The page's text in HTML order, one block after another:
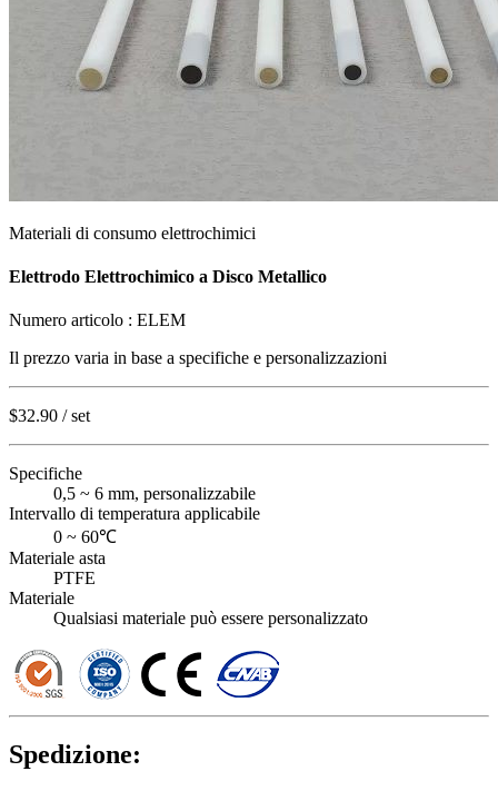
Materiali di consumo elettrochimici
Elettrodo Elettrochimico a Disco Metallico
Numero articolo : ELEM
Il prezzo varia in base a specifiche e personalizzazioni
$32.90 / set
Specifiche
0,5 ~ 6 mm, personalizzabile
Intervallo di temperatura applicabile
0 ~ 60℃
Materiale asta
PTFE
Materiale
Qualsiasi materiale può essere personalizzato
Spedizione: